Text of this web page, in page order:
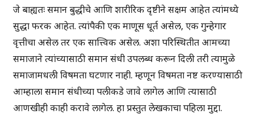
जे बाह्यतः समान बुद्धीचे आणि शारीरिक दृष्टीने सक्षम आहेत त्यांमध्ये
सुद्धा फरक आहेत. त्यांपैकी एक माणूस धूर्त असेल, एक गुन्हेगार
वृत्तीचा असेल तर एक सात्त्विक असेल. अशा परिस्थितीत आमच्या
समाजाने त्यांच्यासाठी समान संधी उपलब्ध करून दिली तरी त्यामुळे
समाजामधली विषमता घटणार नाही. म्हणून विषमता नष्ट करण्यासाठी
आम्हाला समान संधीच्या पलीकडे जावे लागेल आणि त्यासाठी
आणखीही काही करावे लागेल. हा प्रस्तुत लेखकाचा पहिला मुद्दा.